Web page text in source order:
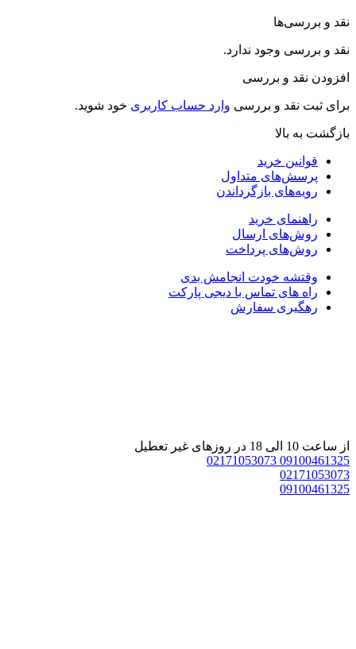
نقد و بررسی‌ها
نقد و بررسی وجود ندارد.
افزودن نقد و بررسی
برای ثبت نقد و بررسی وارد حساب کاربری خود شوید.
بازگشت به بالا
قوانین خرید
پرسش‌های متداول
رویه‌های بازگرداندن
راهنمای خرید
روش‌های ارسال
روش‌های پرداخت
وقتشه خودت انجامش بدی
راه های تماس با دیجی پارکت
رهگیری سفارش
از ساعت 10 الی 18 در روزهای غیر تعطیل
09100461325
02171053073
02171053073
09100461325